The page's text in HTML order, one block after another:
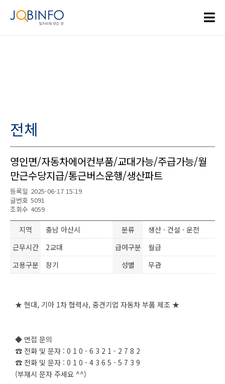
전체
영인면/자동차에어컨부품/교대가능/주급가능/월
만근수당지급/통근버스운행/생산파트
등록일 2025-06-17 15:19
글번호 5091
조회수 4059
지역 충남 아산시 분류
생산 · 건설 · 운전
근무시간
2교대 급여구분
월급
고용구분
장기 성별 무관
★ 현대, 기아 1차 협력사, 중견기업 자동차 부품 제조 ★
◆ 면접 문의
☎ 전화 및 문자 : 0 1 0 - 6 3 2 1 - 2 7 8 2
☎ 전화 및 문자 : 0 1 0 - 4 3 6 5 - 5 7 3 9
(부재시 문자 주세요 ^^)